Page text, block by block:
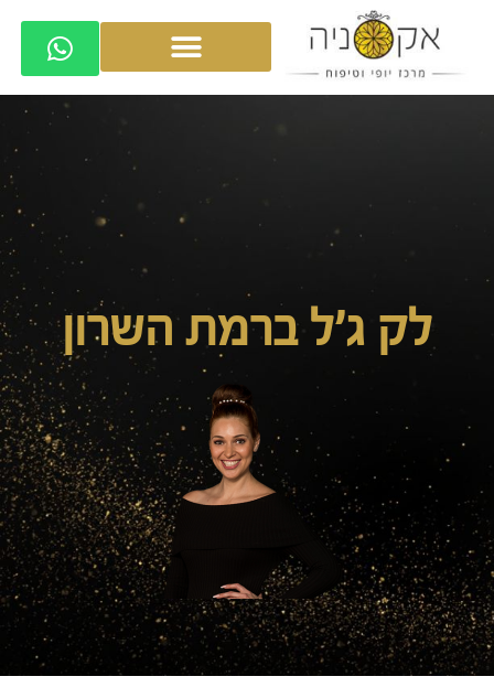
לק ג'ל ברמת השרון